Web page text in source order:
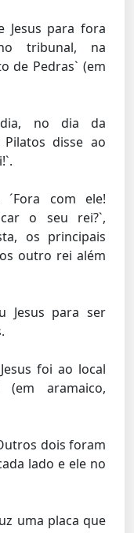
Jesus para fora
tribunal, na
de Pedras` (em
no dia da
disse ao
´Fora com ele!
o seu rei?`,
os principais
outro rei além
Jesus para ser
foi ao local
aramaico,
dois foram
lado e ele no
uma placa que